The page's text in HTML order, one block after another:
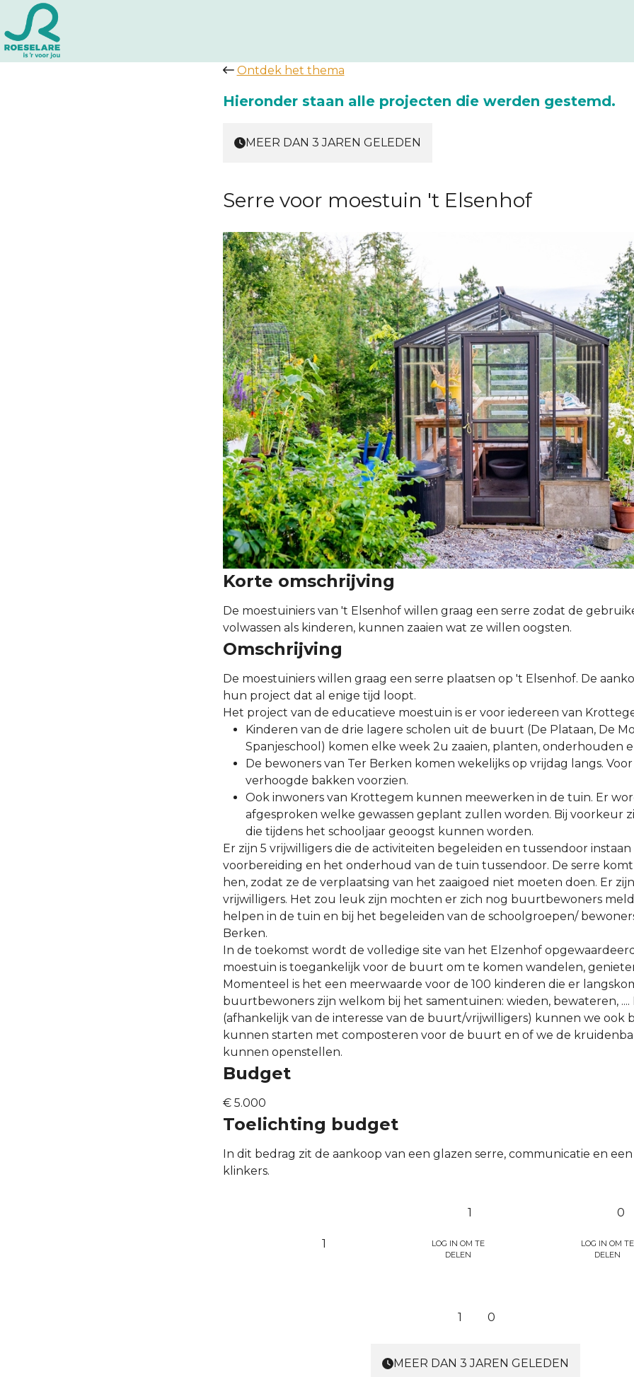
Ontdek het thema
Hieronder staan alle projecten die werden gestemd.
MEER DAN 3 JAREN GELEDEN
Serre voor moestuin 't Elsenhof
Korte omschrijving
De moestuiniers van 't Elsenhof willen graag een serre zodat de
volwassen als kinderen, kunnen zaaien wat ze willen oogsten.
Omschrijving
De moestuiniers willen graag een serre plaatsen op 't Elsenhof. De
hun project dat al enige tijd loopt.
Het project van de educatieve moestuin is er voor iedereen van
Kinderen van de drie lagere scholen uit de buurt (De Plataan, De
Spanjeschool) komen elke week 2u zaaien, planten, onderhouden
De bewoners van Ter Berken komen wekelijks op vrijdag langs.
verhoogde bakken voorzien.
Ook inwoners van Krottegem kunnen meewerken in de tuin. Er
afgesproken welke gewassen geplant zullen worden. Bij voorkeur
die tijdens het schooljaar geoogst kunnen worden.
Er zijn 5 vrijwilligers die de activiteiten begeleiden en tussendoor
voorbereiding en het onderhoud van de tuin tussendoor. De serre komt
hen, zodat ze de verplaatsing van het zaaigoed niet moeten doen. Er
vrijwilligers. Het zou leuk zijn mochten er zich nog buurtbewoners
helpen in de tuin en bij het begeleiden van de schoolgroepen/
Berken.
In de toekomst wordt de volledige site van het Elzenhof
moestuin is toegankelijk voor de buurt om te komen wandelen,
Momenteel is het een meerwaarde voor de 100 kinderen die er
buurtbewoners zijn welkom bij het samentuinen: wieden, bewateren,
(afhankelijk van de interesse van de buurt/vrijwilligers) kunnen we ook
kunnen starten met composteren voor de buurt en of we de
kunnen openstellen.
Budget
€ 5.000
Toelichting budget
In dit bedrag zit de aankoop van een glazen serre, communicatie en
klinkers.
1
1
Log in om te
delen
0
Log in om te
delen
1 0
MEER DAN 3 JAREN GELEDEN